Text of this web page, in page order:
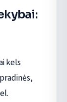
kels